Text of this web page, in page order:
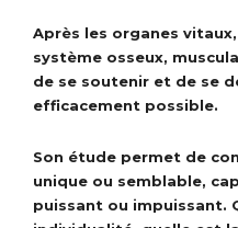
Après les organes
système osseux,
de se soutenir et de se
efficacement possible.
Son étude permet de
unique ou semblable,
puissant ou impuissant.